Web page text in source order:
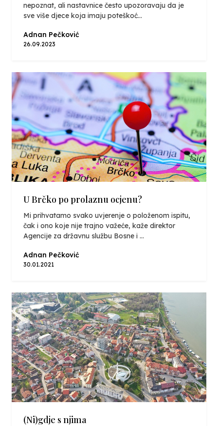
nepoznat, ali nastavnice često upozoravaju da je
sve više djece koja imaju poteškoć...
Adnan Pečković
26.09.2023
U Brčko po prolaznu ocjenu?
Mi prihvatamo svako uvjerenje o položenom ispitu,
čak i ono koje nije trajno važeće, kaže direktor
Agencije za državnu službu Bosne i ...
Adnan Pečković
30.01.2021
(Ni)gdje s njima